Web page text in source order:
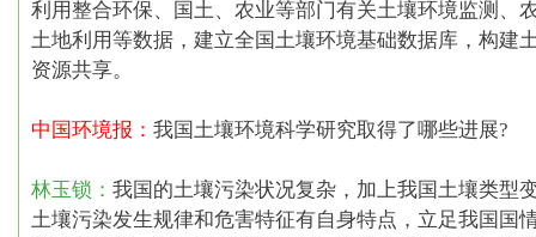
利用整合环保、国土、农业等部门有关土壤环境监测、
土地利用等数据，建立全国土壤环境基础数据库，构建
资源共享。
中国环境报： 我国土壤环境科学研究取得了哪些进展?
林玉锁： 我国的土壤污染状况复杂，加上我国土壤类型
土壤污染发生规律和危害特征有自身特点，立足我国国